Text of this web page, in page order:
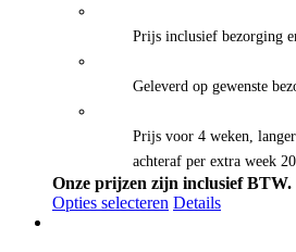
Prijs inclusief bezorging
Geleverd op gewenste
Prijs voor 4 weken,
achteraf per extra week
Onze prijzen zijn inclusief BTW.
Opties selecteren Details